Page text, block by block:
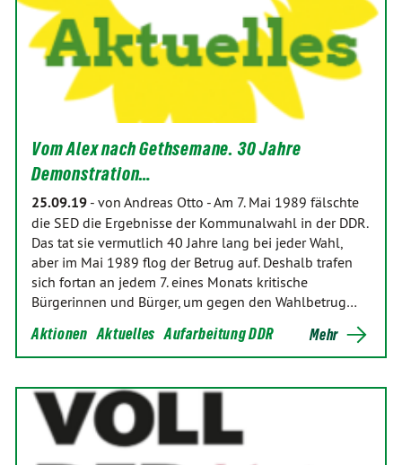
Vom Alex nach Gethsemane. 30 Jahre
Demonstration…
25.09.19 - von Andreas Otto -Am 7. Mai 1989 fälschte
die SED die Ergebnisse der Kommunalwahl in der DDR.
Das tat sie vermutlich 40 Jahre lang bei jeder Wahl,
aber im Mai 1989 flog der Betrug auf. Deshalb trafen
sich fortan an jedem 7. eines Monats kritische
Bürgerinnen und Bürger, um gegen den Wahlbetrug…
Aktionen Aktuelles Aufarbeitung DDR Mehr